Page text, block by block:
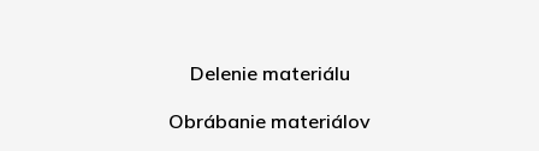
Delenie materiálu
Obrábanie materiálov